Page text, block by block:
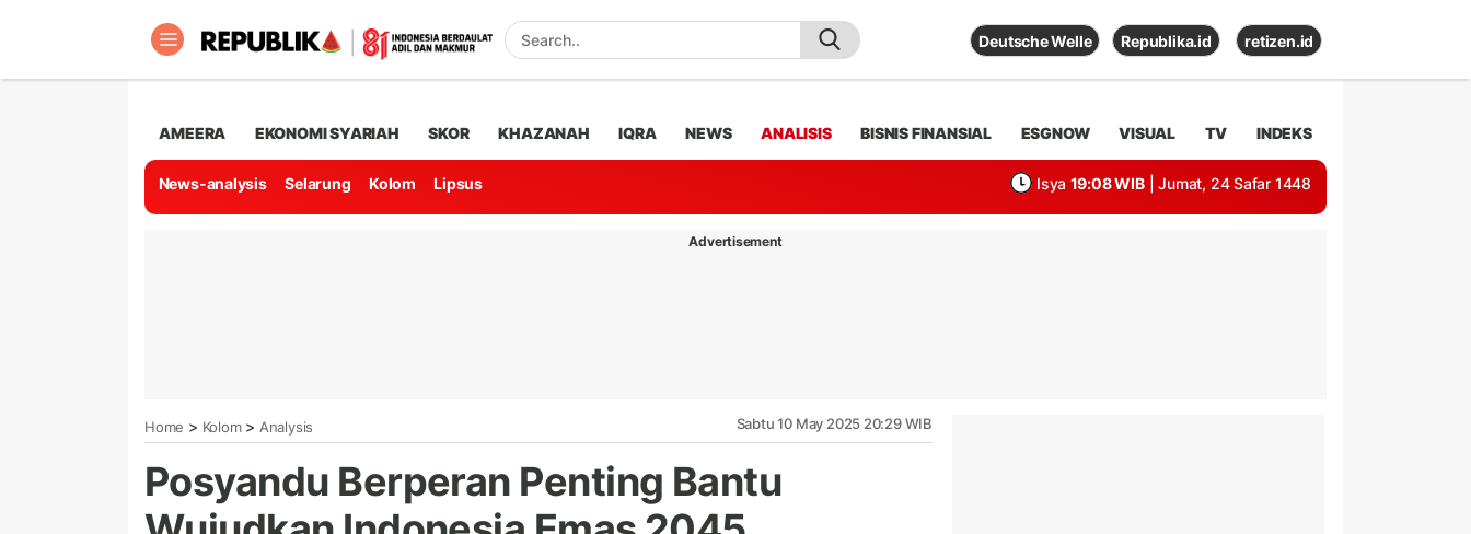
Deutsche Welle Republika.id retizen.id
AMEERA EKONOMI SYARIAH SKOR KHAZANAH IQRA NEWS ANALISIS BISNIS FINANSIAL ESGNOW VISUAL TV INDEKS
News-analysis Selarung Kolom Lipsus Isya 19:08 WIB | Jumat, 24 Safar 1448
Advertisement
Home > Kolom> Analysis Sabtu 10 May 2025 20:29 WIB
Posyandu Berperan Penting Bantu